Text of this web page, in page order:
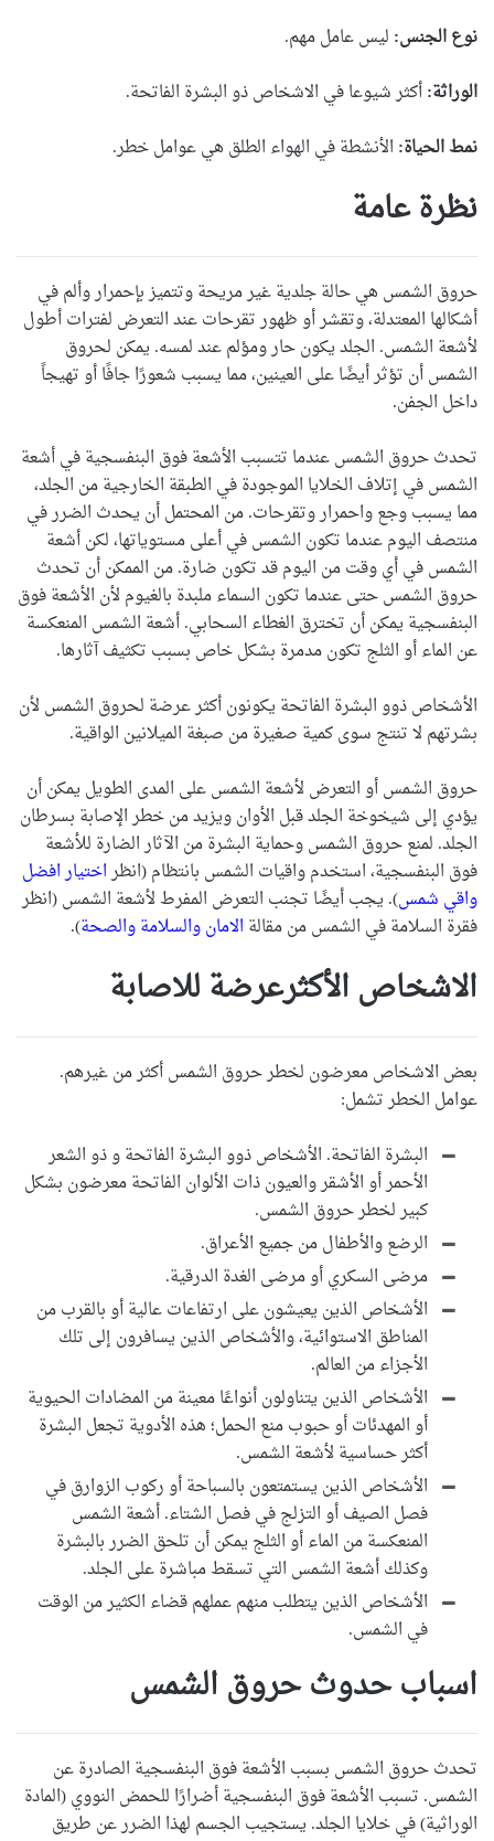
نوع الجنس: ليس عامل مهم.
الوراثة:أكثر شيوعا في الاشخاص ذو البشرة الفاتحة.
نمط الحياة: الأنشطة في الهواء الطلق هي عوامل خطر.
نظرة عامة
حروق الشمس هي حالة جلدية غير مريحة وتتميز بإحمرار وألم في
أشكالها المعتدلة، وتقشر أو ظهور تقرحات عند التعرض لفترات أطول
لأشعة الشمس. الجلد يكون حار ومؤلم عند لمسه. يمكن لحروق
الشمس أن تؤثر أيضًا على العينين، مما يسبب شعورًا جافًا أو تهيجاً
داخل الجفن.
تحدث حروق الشمس عندما تتسبب الأشعة فوق البنفسجية في أشعة
الشمس في إتلاف الخلايا الموجودة في الطبقة الخارجية من الجلد،
مما يسبب وجع واحمرار وتقرحات. من المحتمل أن يحدث الضرر في
منتصف اليوم عندما تكون الشمس في أعلى مستوياتها، لكن أشعة
الشمس في أي وقت من اليوم قد تكون ضارة. من الممكن أن تحدث
حروق الشمس حتى عندما تكون السماء ملبدة بالغيوم لأن الأشعة فوق
البنفسجية يمكن أن تخترق الغطاء السحابي. أشعة الشمس المنعكسة
عن الماء أو الثلج تكون مدمرة بشكل خاص بسبب تكثيف آثارها.
الأشخاص ذوو البشرة الفاتحة يكونون أكثر عرضة لحروق الشمس لأن
بشرتهم لا تنتج سوى كمية صغيرة من صبغة الميلانين الواقية.
حروق الشمس أو التعرض لأشعة الشمس على المدى الطويل يمكن أن
يؤدي إلى شيخوخة الجلد قبل الأوان ويزيد من خطر الإصابة بسرطان
الجلد. لمنع حروق الشمس وحماية البشرة من الآثار الضارة للأشعة
فوق البنفسجية، استخدم واقيات الشمس بانتظام (انظراختيار افضل
واقي شمس). يجب أيضًا تجنب التعرض المفرط لأشعة الشمس (انظر
فقرة السلامة في الشمس من مقالة الامان والسلامة والصحة).
الاشخاص الأكثرعرضة للاصابة
بعض الاشخاص معرضون لخطر حروق الشمس أكثر من غيرهم.
عوامل الخطر تشمل:
البشرة الفاتحة. الأشخاص ذوو البشرة الفاتحة و ذو الشعر
الأحمر أو الأشقر والعيون ذات الألوان الفاتحة معرضون بشكل
كبير لخطر حروق الشمس.
الرضع والأطفال من جميع الأعراق.
مرضى السكري أو مرضى الغدة الدرقية.
الأشخاص الذين يعيشون على ارتفاعات عالية أو بالقرب من
المناطق الاستوائية، والأشخاص الذين يسافرون إلى تلك
الأجزاء من العالم.
الأشخاص الذين يتناولون أنواعًا معينة من المضادات الحيوية
أو المهدئات أو حبوب منع الحمل؛ هذه الأدوية تجعل البشرة
أكثر حساسية لأشعة الشمس.
الأشخاص الذين يستمتعون بالسباحة أو ركوب الزوارق في
فصل الصيف أو التزلج في فصل الشتاء. أشعة الشمس
المنعكسة من الماء أو الثلج يمكن أن تلحق الضرر بالبشرة
وكذلك أشعة الشمس التي تسقط مباشرة على الجلد.
الأشخاص الذين يتطلب منهم عملهم قضاء الكثير من الوقت
في الشمس.
اسباب حدوث حروق الشمس
تحدث حروق الشمس بسبب الأشعة فوق البنفسجية الصادرة عن
الشمس. تسبب الأشعة فوق البنفسجية أضرارًا للحمض النووي (المادة
الوراثية) في خلايا الجلد. يستجيب الجسم لهذا الضرر عن طريق